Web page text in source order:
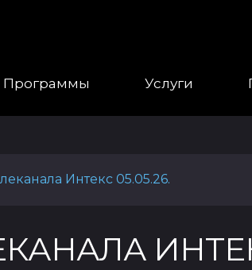
Программы Услуги
Интекс 05.05.26.